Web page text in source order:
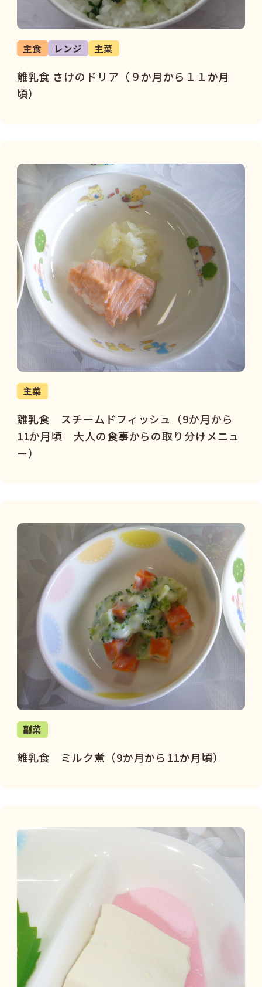
主食 レンジ 主菜
離乳食 さけのドリア（９か月から１１か月
頃）
主菜
離乳食 スチームドフィッシュ（9か月から
11か月頃 大人の食事からの取り分けメニュ
ー）
副菜
離乳食 ミルク煮（9か月から11か月頃）